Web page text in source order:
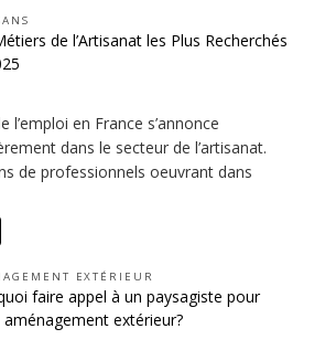
de l’Artisanat les Plus Recherchés
l’emploi en France s’annonce
dans le secteur de l’artisanat.
de professionnels oeuvrant dans
EXTÉRIEUR
faire appel à un paysagiste pour
extérieur?